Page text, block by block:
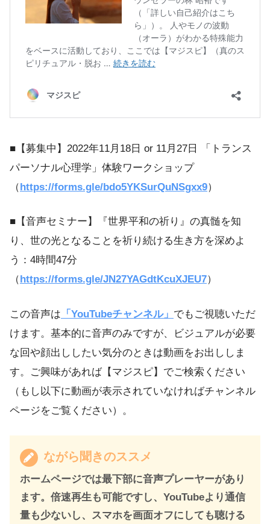
■【募集中】2022年11月18日 or 11月27日 「トランス
パーソナル心理学」体験ワークショップ
（ https://forms.gle/bdo5YKSurQuNSgxx9）
■【音声セミナー】『世界平和の祈り』の真髄を知
り、世の光となることを祈り続ける生き方を深めよ
う：4時間47分
（ https://forms.gle/JN27YAGdtKcuXJEU7）
この音声は 「YouTubeチャンネル」 でもご視聴いただ
けます。基本的に音声のみですが、ビジュアルが必要
な回や顔出ししたい気分のときは動画をお出ししま
す。ご興味があれば【マジスピ】でご検索ください
（もし以下に動画が表示されていなければチャンネル
ページをご覧ください）。
ながら聞きのススメ
ホームページでは最下部に音声プレーヤーがあり
ます。倍速再生も可能ですし、YouTubeより通信
量も少ないし、スマホを画面オフにしても聴ける